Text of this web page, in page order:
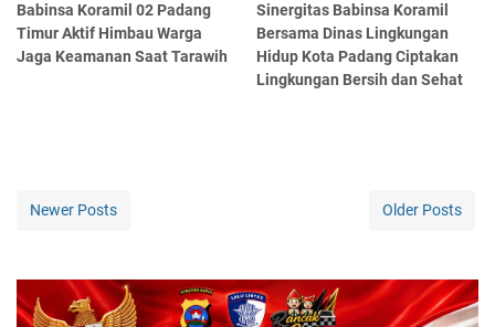
Babinsa Koramil 02 Padang
Timur Aktif Himbau Warga
Jaga Keamanan Saat Tarawih
Sinergitas Babinsa Koramil
Bersama Dinas Lingkungan
Hidup Kota Padang Ciptakan
Lingkungan Bersih dan Sehat
Newer Posts Older Posts